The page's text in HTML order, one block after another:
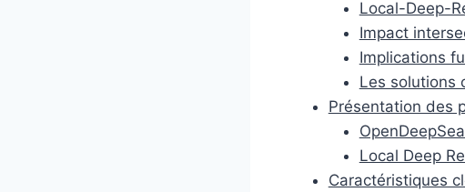
Local-Deep-
Impact
Implications
Les solutions
Présentation des
Local Deep
Caractéristiques